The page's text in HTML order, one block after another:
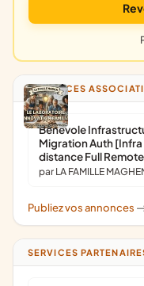
ANNONCES
Bénévole
Migration Auth
distance Full Remote
par LA FAMILLE
Publiez vos annonces -
SERVICES